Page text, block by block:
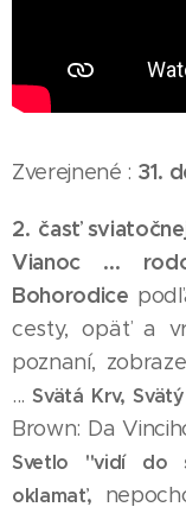
Zverejnené : 31.
2. časť
Vianoc ...
Bohorodice
cesty, opäť a
poznaní,
... Svätá Krv,
Brown: Da
Svetlo "vidí do
oklamať,